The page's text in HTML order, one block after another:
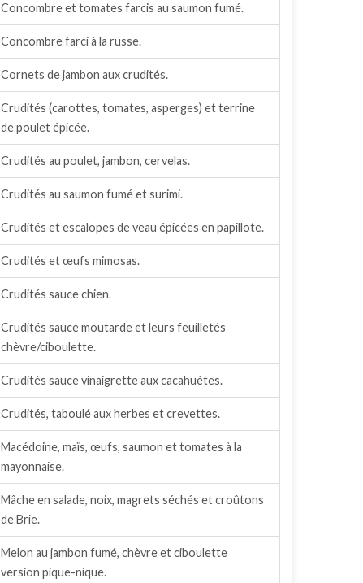
Concombre et tomates farcis au saumon fumé.
Concombre farci à la russe.
Cornets de jambon aux crudités.
Crudités (carottes, tomates, asperges) et terrine
de poulet épicée.
Crudités au poulet, jambon, cervelas.
Crudités au saumon fumé et surimi.
Crudités et escalopes de veau épicées en papillote.
Crudités et œufs mimosas.
Crudités sauce chien.
Crudités sauce moutarde et leurs feuilletés
chèvre/ciboulette.
Crudités sauce vinaigrette aux cacahuètes.
Crudités, taboulé aux herbes et crevettes.
Macédoine, maïs, œufs, saumon et tomates à la
mayonnaise.
Mâche en salade, noix, magrets séchés et croûtons
de Brie.
Melon au jambon fumé, chèvre et ciboulette
version pique-nique.